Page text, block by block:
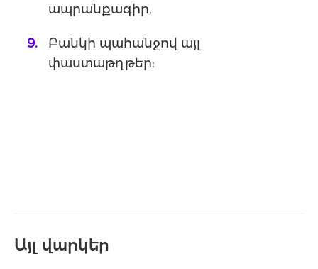
ապրանքագիր,
Բանկի պահանջով այլ
փաստաթղթեր:
Այլ վարկեր